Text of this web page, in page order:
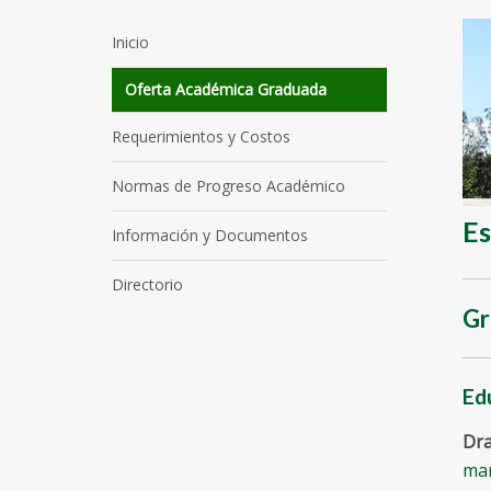
Inicio
Oferta Académica Graduada
Requerimientos y Costos
Normas de Progreso Académico
Información y Documentos
Directorio